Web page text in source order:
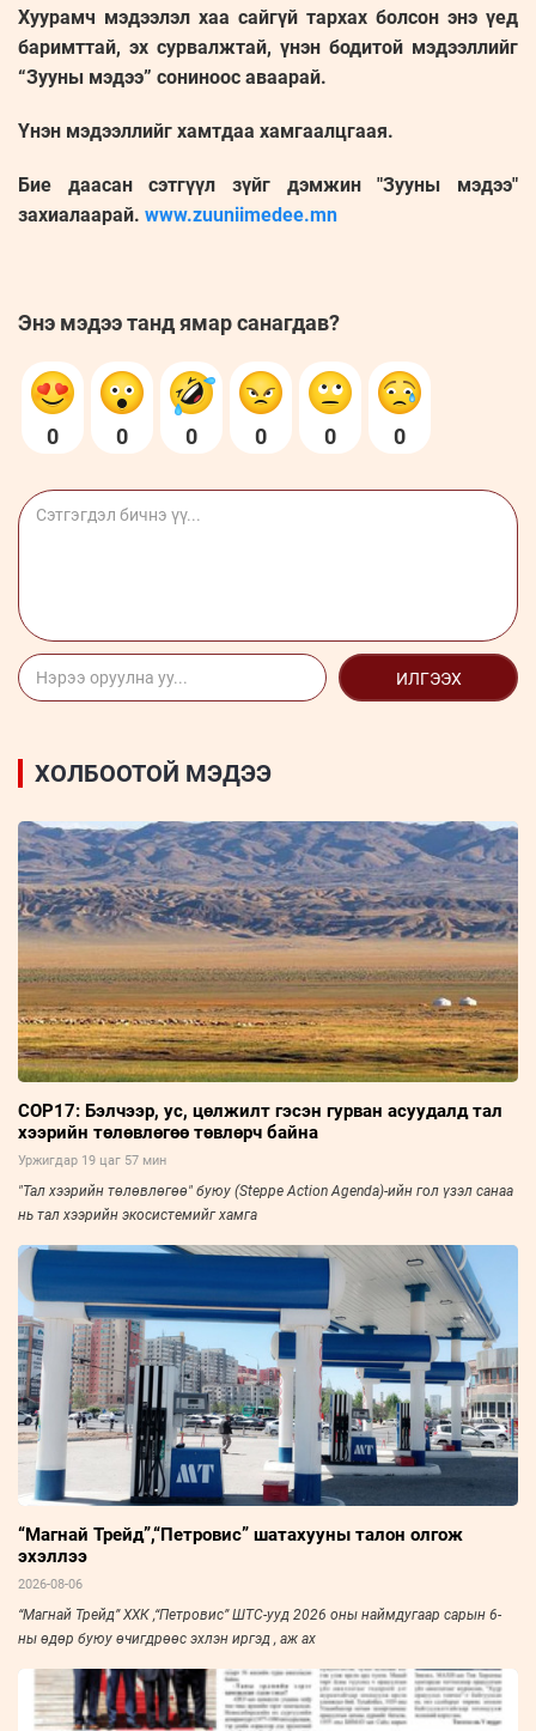
Хуурамч мэдээлэл хаа сайгүй тархах болсон энэ үед
баримттай, эх сурвалжтай, үнэн бодитой мэдээллийг
“Зууны мэдээ” сониноос аваарай.
Үнэн мэдээллийг хамтдаа хамгаалцгаая.
Бие даасан сэтгүүл зүйг дэмжин "Зууны мэдээ"
захиалаарай. www.zuuniimedee.mn
Энэ мэдээ танд ямар санагдав?
0 0 0 0 0 0
ИЛГЭЭХ
ХОЛБООТОЙ МЭДЭЭ
COP17: Бэлчээр, ус, цөлжилт гэсэн гурван асуудалд тал
хээрийн төлөвлөгөө төвлөрч байна
Уржигдар 19 цаг 57 мин
"Тал хээрийн төлөвлөгөө" буюу (Steppe Action Agenda)-ийн гол үзэл санаа
нь тал хээрийн экосистемийг хамга
“Магнай Трейд”,“Петровис” шатахууны талон олгож
эхэллээ
2026-08-06
“Магнай Трейд” ХХК ,“Петровис” ШТС-ууд 2026 оны наймдугаар сарын 6-
ны өдөр буюу өчигдрөөс эхлэн иргэд , аж ах